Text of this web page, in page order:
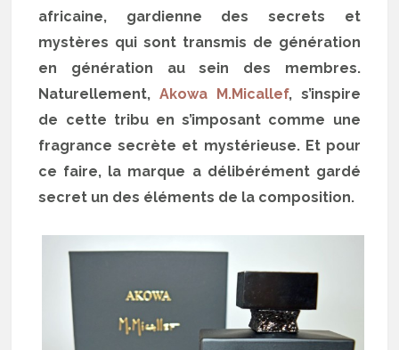
africaine, gardienne des secrets et
mystères qui sont transmis de génération
en génération au sein des membres.
Naturellement,Akowa M.Micallef, s’inspire
de cette tribu en s’imposant comme une
fragrance secrète et mystérieuse. Et pour
ce faire, la marque a délibérément gardé
secret un des éléments de la composition.